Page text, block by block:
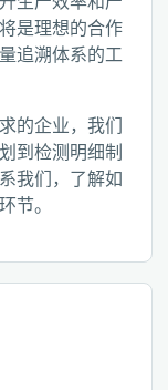
是理想的合作
追溯体系的工
的企业，我们
到检测明细制
我们，了解如
节。